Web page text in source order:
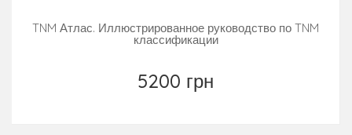
TNM Атлас. Иллюстрированное руководство по TNM
классификации
5200 грн